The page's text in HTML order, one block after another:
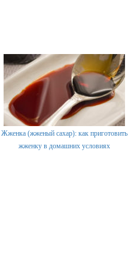
Жженка (жженый сахар): как приготовить
жженку в домашних условиях